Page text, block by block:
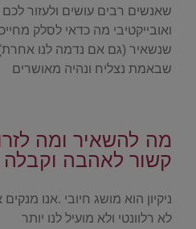
שאנשים רבים עושים ולעזור לכם
ואובייקטיבי מה כדאי לסלק
שנשאיר (גם אם נדמה לנו
שבאמת נצליח ונהיה מאושרים
מה להשאיר ומה
קשור לאהבה
ניקיון הוא מושג חיובי .אנו
לא רלוונטי ולא מועיל לנו יותר